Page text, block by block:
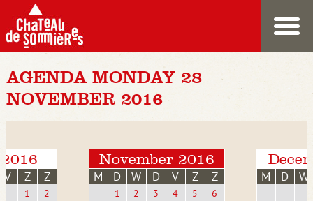
AGENDA MONDAY 28
NOVEMBER 2016
V Z Z
1
2
November 2016
M D W D V Z Z
1 2 3 4 5
6
M D W